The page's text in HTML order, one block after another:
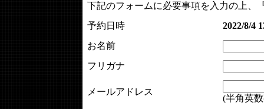
下記のフォームに必要事項を入力の上、
予約日時
2022/8/4
お名前
フリガナ
メールアドレス
(半角英